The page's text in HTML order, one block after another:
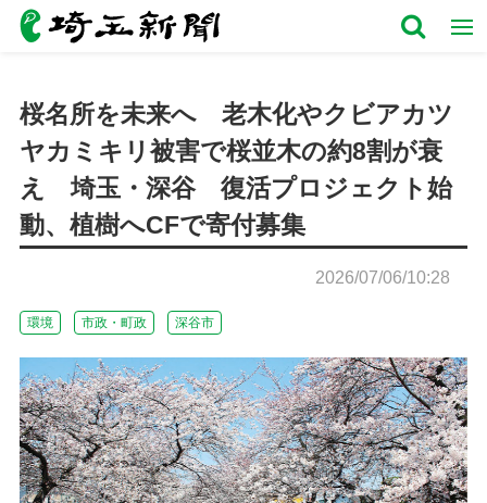
桜名所を未来へ 老木化やクビアカツ
ヤカミキリ被害で桜並木の約8割が衰
え 埼玉・深谷 復活プロジェクト始
動、植樹へCFで寄付募集
2026/07/06/10:28
環境 市政・町政 深谷市